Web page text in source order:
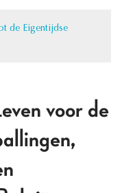
de Eigentijdse
voor de